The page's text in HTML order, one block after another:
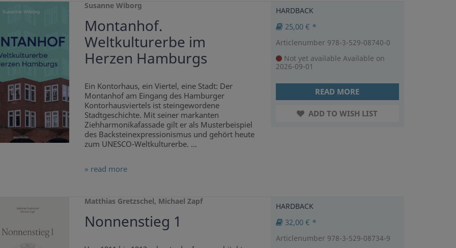
Susanne Wiborg
Montanhof.
Weltkulturerbe im
Herzen Hamburgs
Ein Kontorhaus, ein Viertel, eine Stadt: Der
Montanhof am Eingang des Hamburger
Kontorhausviertels ist steingewordene
Stadtgeschichte. Mit seiner markanten
Ziehharmonikafassade gilt er als Musterbeispiel
des Backsteinexpressionismus und gehört heute
zum UNESCO-Weltkulturerbe. ...
» read more
HARDBACK
25,00 € *
Articlenumber 978-3-529-08740-0
Not yet available Available on
2026-09-01
READ MORE
ADD TO WISH LIST
Matthias Gretzschel, Michael Zapf
Nonnenstieg 1
HARDBACK
32,00 € *
Articlenumber 978-3-529-08734-9